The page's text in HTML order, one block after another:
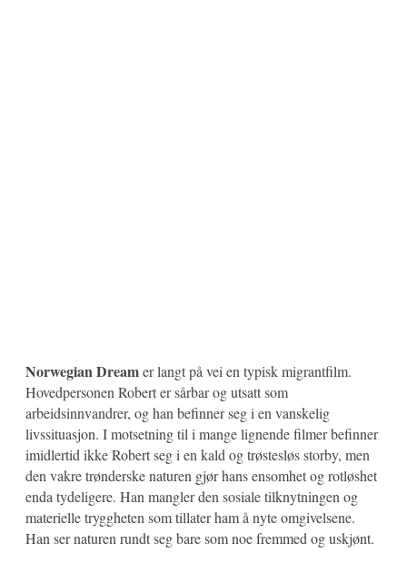
Norwegian Dreamer langt på vei en typisk migrantfilm.
Hovedpersonen Robert er sårbar og utsatt som
arbeidsinnvandrer, og han befinner seg i en vanskelig
livssituasjon. I motsetning til i mange lignende filmer befinner
imidlertid ikke Robert seg i en kald og trøstesløs storby, men
den vakre trønderske naturen gjør hans ensomhet og rotløshet
enda tydeligere. Han mangler den sosiale tilknytningen og
materielle tryggheten som tillater ham å nyte omgivelsene.
Han ser naturen rundt seg bare som noe fremmed og uskjønt.